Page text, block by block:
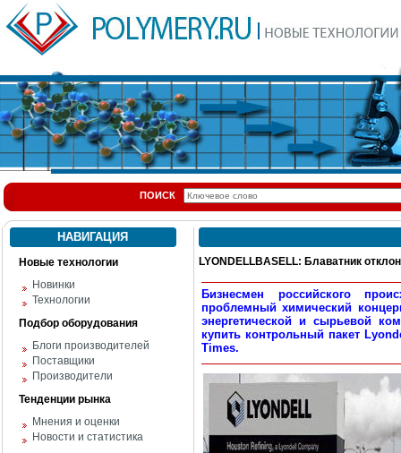
ПОИСК
НАВИГАЦИЯ
Новые технологии
Новинки
Технологии
Подбор оборудования
Блоги производителей
Поставщики
Производители
Тенденции рынка
Мнения и оценки
Новости и статистика
LYONDELLBASELL: Блаватник
Бизнесмен российского
проблемный химический
энергетической и сырьевой
купить контрольный пакет
Times.